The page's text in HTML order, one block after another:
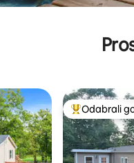
„Odabrali gosti”
Među
Odabrali